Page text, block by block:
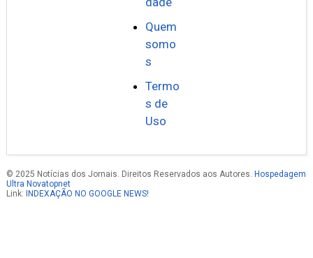
Quem
somo
s
Termo
s de
Uso
© 2025 Notícias dos Jornais. Direitos Reservados aos Autores. Hospedagem
Ultra Novatopnet
Link:
INDEXAÇÃO NO GOOGLE NEWS!